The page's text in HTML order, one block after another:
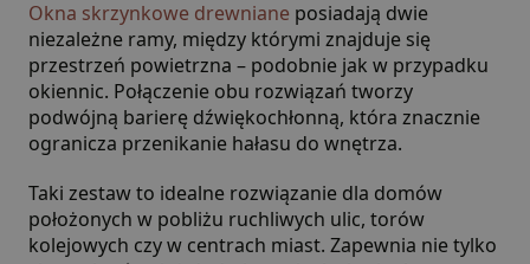
Okna skrzynkowe drewniane posiadają dwie
niezależne ramy, między którymi znajduje się
przestrzeń powietrzna – podobnie jak w przypadku
okiennic. Połączenie obu rozwiązań tworzy
podwójną barierę dźwiękochłonną, która znacznie
ogranicza przenikanie hałasu do wnętrza.
Taki zestaw to idealne rozwiązanie dla domów
położonych w pobliżu ruchliwych ulic, torów
kolejowych czy w centrach miast. Zapewnia nie tylko